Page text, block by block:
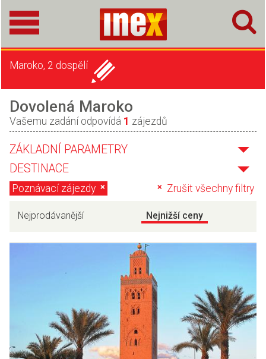
Maroko, 2 dospělí
Dovolená Maroko
Vašemu zadání odpovídá 1 zájezdů
ZÁKLADNÍ PARAMETRY
DESTINACE
Zrušit všechny filtry
Poznávací zájezdy
Nejprodávanější Nejnižší ceny